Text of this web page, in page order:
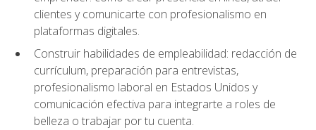
clientes y comunicarte con profesionalismo en
plataformas digitales.
Construir habilidades de empleabilidad: redacción de
currículum, preparación para entrevistas,
profesionalismo laboral en Estados Unidos y
comunicación efectiva para integrarte a roles de
belleza o trabajar por tu cuenta.